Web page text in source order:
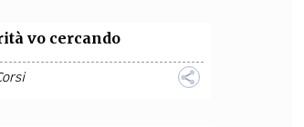
vo cercando